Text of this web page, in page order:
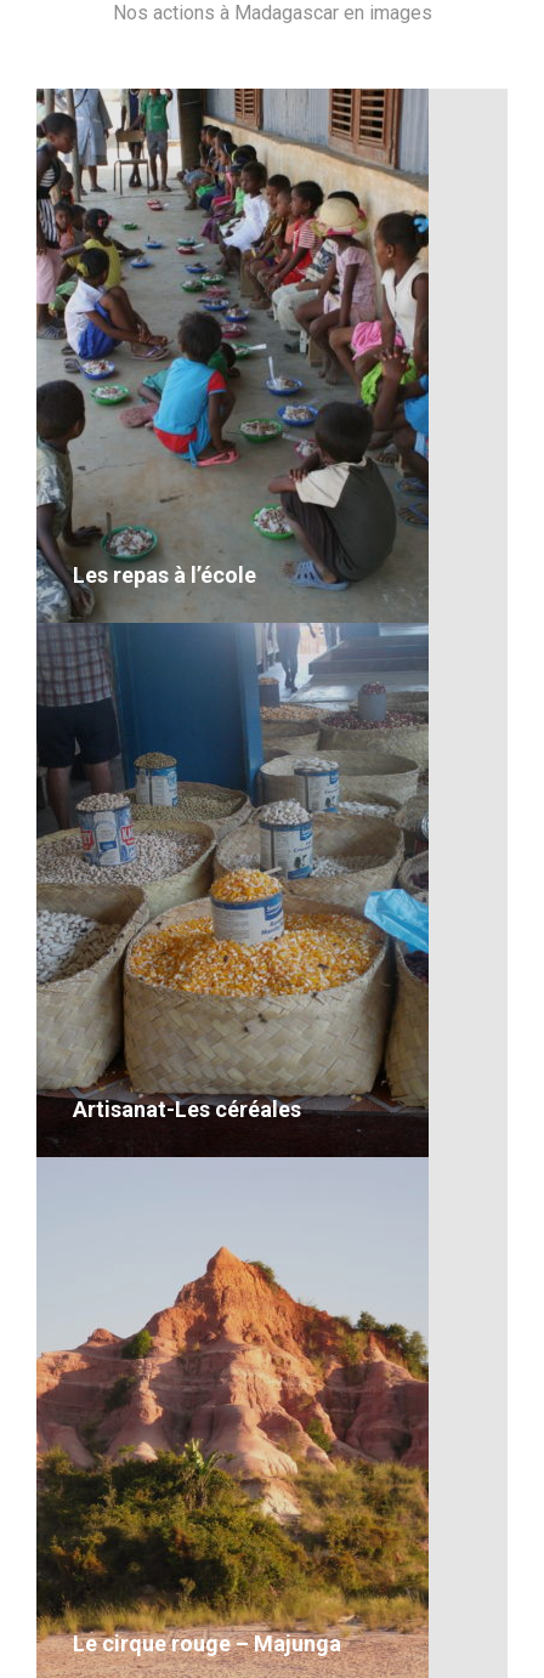
Nos actions à Madagascar en images
Les repas à l’école
Les repas à l’école
VOIR LE DÉTAIL
Artisanat-Les céréales
Artisanat-Les céréales
VOIR LE DÉTAIL
Le cirque rouge – Majunga